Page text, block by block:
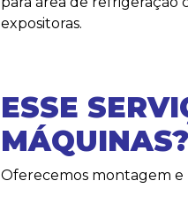
expositoras.
ESSE
MÁQUINAS?
Oferecemos montagem e